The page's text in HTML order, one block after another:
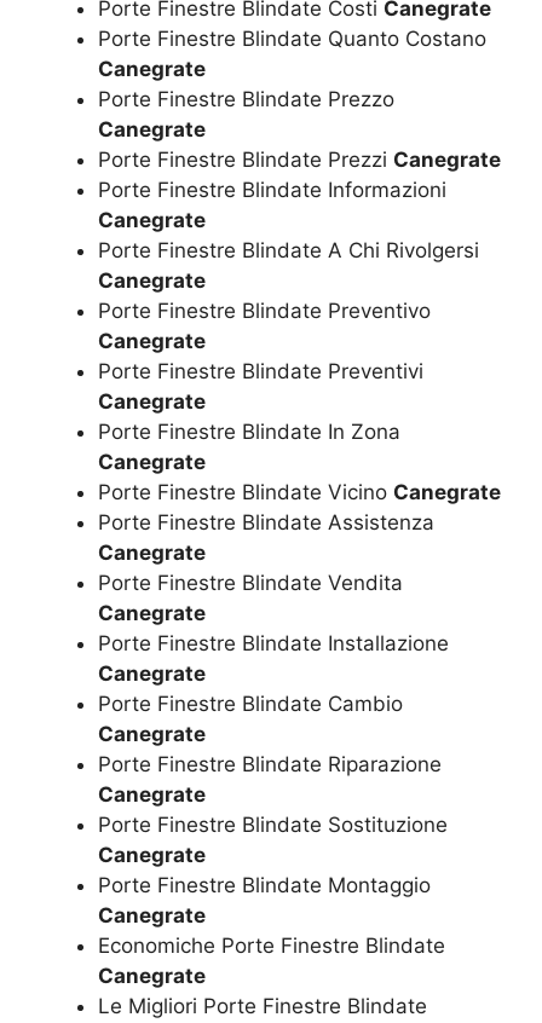
Porte Finestre Blindate Costi Canegrate
Porte Finestre Blindate Quanto Costano
Canegrate
Porte Finestre Blindate Prezzo
Canegrate
Porte Finestre Blindate Prezzi Canegrate
Porte Finestre Blindate Informazioni
Canegrate
Porte Finestre Blindate A Chi Rivolgersi
Canegrate
Porte Finestre Blindate Preventivo
Canegrate
Porte Finestre Blindate Preventivi
Canegrate
Porte Finestre Blindate In Zona
Canegrate
Porte Finestre Blindate Vicino Canegrate
Porte Finestre Blindate Assistenza
Canegrate
Porte Finestre Blindate Vendita
Canegrate
Porte Finestre Blindate Installazione
Canegrate
Porte Finestre Blindate Cambio
Canegrate
Porte Finestre Blindate Riparazione
Canegrate
Porte Finestre Blindate Sostituzione
Canegrate
Porte Finestre Blindate Montaggio
Canegrate
Economiche Porte Finestre Blindate
Canegrate
Le Migliori Porte Finestre Blindate